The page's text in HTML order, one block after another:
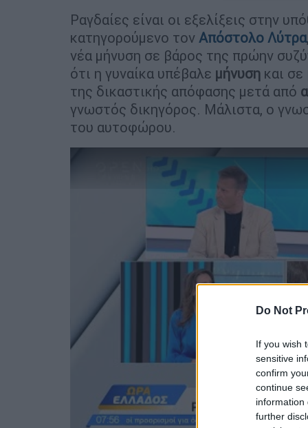
Do Not
If you wish
sensitive
confirm
continue
information
further
Ραγδαίες είναι οι εξελίξεις στην
κατηγορούμενο τον Απόστολο Λύτρα
νέα μήνυση σε βάρος της πρώην
ότι η γυναίκα υπέβαλε μήνυση και
της δικαστικής απόφασης μετά από
γνωστός δικηγόρος. Μάλιστα, ο
του αυτοφώρου.